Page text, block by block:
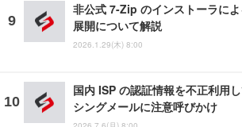
非公式 7-Zip のインストーラに
展開について解説
2026.1.29(木) 8:00
国内 ISP の認証情報を不正利用
シングメールに注意呼びかけ